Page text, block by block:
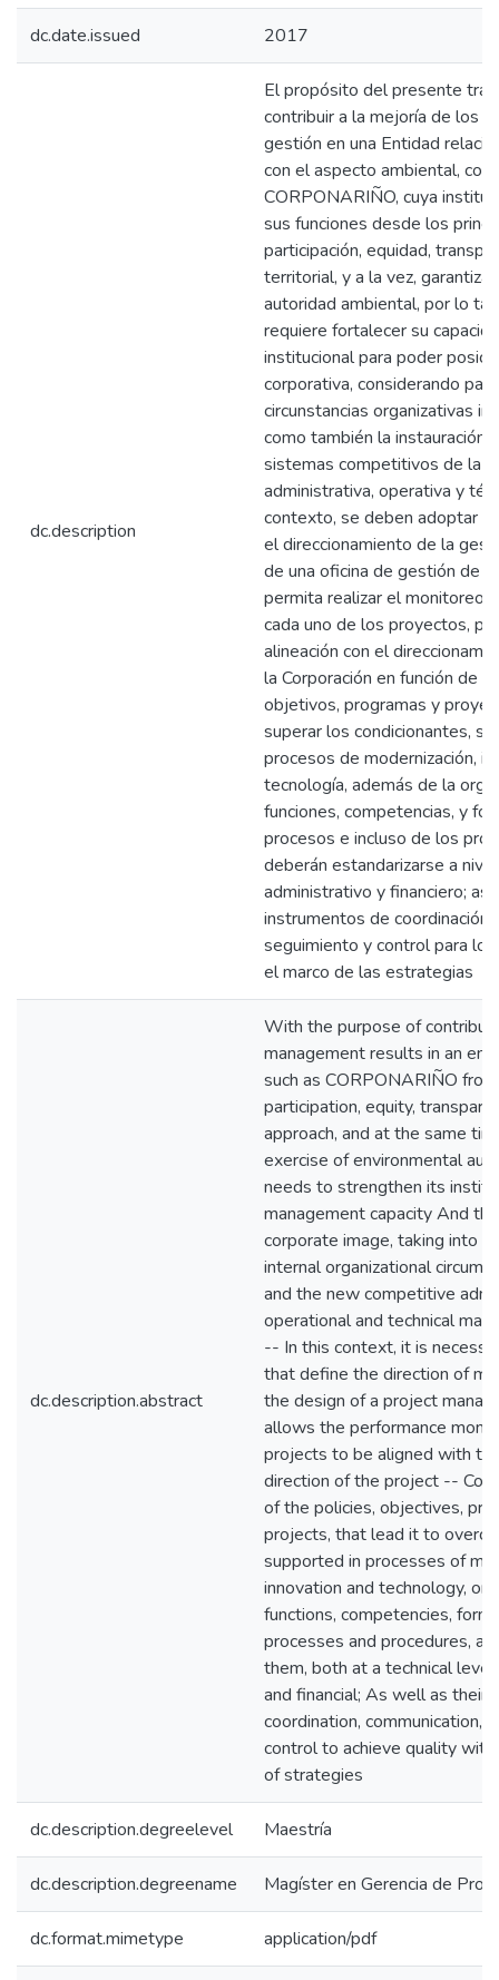
dc.date.issued 2017
dc.description
El propósito del presente
contribuir a la mejoría de los
gestión en una Entidad
con el aspecto ambiental,
CORPONARIÑO, cuya
sus funciones desde los
participación, equidad,
territorial, y a la vez,
autoridad ambiental, por lo
requiere fortalecer su
institucional para poder
corporativa, considerando
circunstancias organizativas
como también la instauración
sistemas competitivos de la
administrativa, operativa y
contexto, se deben adoptar
el direccionamiento de la
de una oficina de gestión de
permita realizar el monitoreo
cada uno de los proyectos,
alineación con el
la Corporación en función de
objetivos, programas y
superar los condicionantes,
procesos de modernización,
tecnología, además de la
funciones, competencias, y
procesos e incluso de los
deberán estandarizarse a
administrativo y financiero;
instrumentos de coordinación,
seguimiento y control para
el marco de las estrategias
dc.description.abstract
With the purpose of
management results in an
such as CORPONARIÑO
participation, equity,
approach, and at the same
exercise of environmental
needs to strengthen its
management capacity And
corporate image, taking into
internal organizational
and the new competitive
operational and technical
-- In this context, it is
that define the direction of
the design of a project
allows the performance
projects to be aligned with
direction of the project --
of the policies, objectives,
projects, that lead it to
supported in processes of
innovation and technology,
functions, competencies,
processes and procedures,
them, both at a technical
and financial; As well as their
coordination, communication,
control to achieve quality
of strategies
dc.description.degreelevel Maestría
dc.description.degreename Magíster en Gerencia de
dc.format.mimetype application/pdf